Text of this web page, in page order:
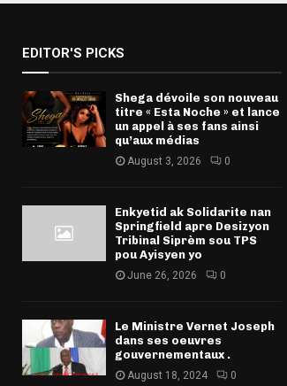
EDITOR'S PICKS
Shega dévoile son nouveau
titre « Esta Noche » et lance
un appel à ses fans ainsi
qu’aux médias
August 3, 2026 0
Enkyetid ak Solidarite nan
Springfield apre Desizyon
Tribinal Siprèm sou TPS
pou Ayisyen yo
June 26, 2026 0
Le Ministre Vernet Joseph
dans ses oeuvres
gouvernementaux .
August 18, 2024 0